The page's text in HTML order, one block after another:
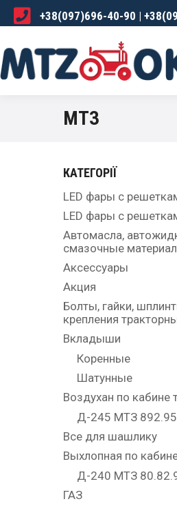
+38(097)696-40-90 |
МТЗ
КАТЕГОРІЇ
LED фары с
LED фары с
Автомасла,
смазочные
Аксессуары
Акция
Болты, гайки,
крепления
Вкладыши
Коренные
Шатунные
Воздухан по кабине
Д-245 МТЗ
Все для шашлику
Выхлопная по
Д-240 МТЗ
ГАЗ
ГОЛОВНА